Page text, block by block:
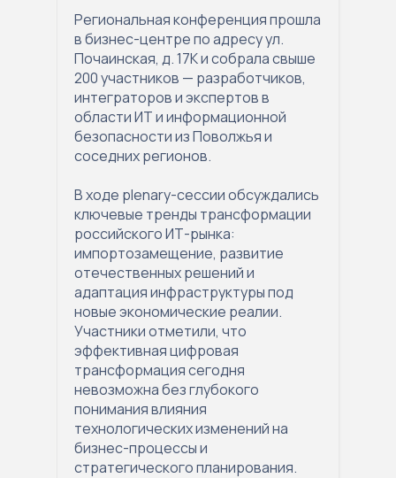
Региональная конференция прошла
в бизнес-центре по адресу ул.
Почаинская, д. 17К и собрала свыше
200 участников — разработчиков,
интеграторов и экспертов в
области ИТ и информационной
безопасности из Поволжья и
соседних регионов.
В ходе plenary-сессии обсуждались
ключевые тренды трансформации
российского ИТ-рынка:
импортозамещение, развитие
отечественных решений и
адаптация инфраструктуры под
новые экономические реалии.
Участники отметили, что
эффективная цифровая
трансформация сегодня
невозможна без глубокого
понимания влияния
технологических изменений на
бизнес-процессы и
стратегического планирования.